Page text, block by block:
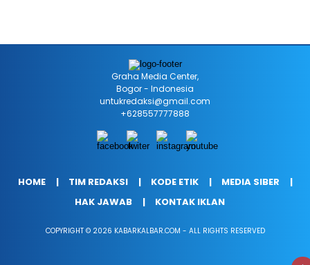
Graha Media Center,
Bogor - Indonesia
untukredaksi@gmail.com
+628557777888
HOME TIM REDAKSI KODE ETIK
MEDIA SIBER
HAK JAWAB
KONTAK IKLAN
COPYRIGHT © 2026 KABARKALBAR.COM - ALL RIGHTS RESERVED